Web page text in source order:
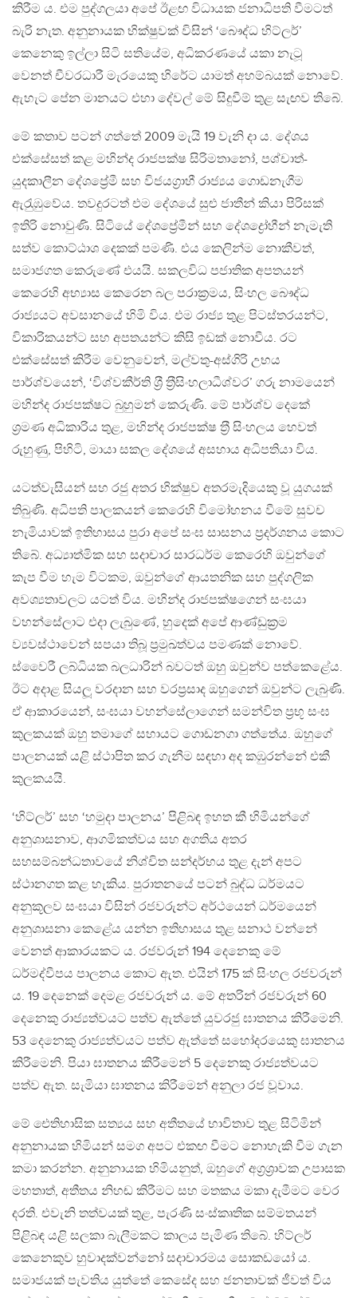
කිරීම ය. එම පුද්ගලයා අපේ ඊළඟ විධායක ජනාධිපති වීමටත්
බැරි නැත. අනුනායක භික්ෂුවක් විසින් ‘බෞද්ධ හිට්ලර්’
කෙනෙකු ඉල්ලා සිටි සතියේම, අධිකරණයේ යකා නැටූ
වෙනත් චීවරධාරී මැරයෙකු හිරේට යාමත් අහම්බයක් නොවේ.
ඇහැට පේන මානයට එහා දේවල් මේ සිදුවීම් තුළ සැඟව තිබේ.
මේ කතාව පටන් ගත්තේ 2009 මැයි 19 වැනි දා ය. දේශය
එක්සේසත් කළ මහින්ද රාජපක්ෂ සිරිමතානෝ, පශ්චාත්-
යුදකාලීන දේශප්‍රේමී සහ විජයග‍්‍රාහී රාජ්‍යය ගොඩනැගීම
ඇරැුඹුවේය. තවදුරටත් එම දේශයේ සුළු ජාතීන් කියා පිරිසක්
ඉතිරි නොවුණි. සිටියේ දේශප්‍රේමීන් සහ දේශද්‍රෝහීන් නැමැති
සත්ව කොට්ඨාශ දෙකක් පමණි. එය කෙලින්ම නොකීවත්,
සමාජගත කෙරුණේ එයයි. සකලවිධ පජාතික අපතයන්
කෙරෙහි අභ්‍යාස කෙරෙන බල පරාක‍්‍රමය, සිංහල බෞද්ධ
රාජ්‍යයට අවසානයේ හිමි විය. එම රාජ්‍ය තුළ පිටස්තරයන්ට,
විකාරිකයන්ට සහ අපතයන්ට කිසි ඉඩක් නොවීය. රට
එක්සේසත් කිරීම වෙනුවෙන්, මල්වතු-අස්ගිරි උභය
පාර්ශ්වයෙන්, ‘විශ්වකීර්ති ශ‍්‍රී ත‍්‍රීසිංහලාධීශ්වර’ ගරු නාමයෙන්
මහින්ද රාජපක්ෂට බුහුමන් කෙරුණි. මේ පාර්ශ්ව දෙකේ
ශ‍්‍රමණ අධිකාරිය තුළ, මහින්ද රාජපක්ෂ ත‍්‍රී සිංහලය හෙවත්
රුහුණු, පිහිටි, මායා සකල දේශයේ අසහාය අධිපතියා විය.
යටත්වැසියන් සහ රජු අතර භික්ෂුව අතරමැදියෙකු වූ යුගයක්
තිබුණි. අධිපති පාලකයන් කෙරෙහි විමෝහනය වීමේ සුවච
නැමියාවක් ඉතිහාසය පුරා අපේ සංඝ සාසනය ප‍්‍රදර්ශනය කොට
තිබේ. අධ්‍යාත්මික සහ සදාචාර සාරධර්ම කෙරෙහි ඔවුන්ගේ
කැප වීම හැම විටකම, ඔවුන්ගේ ආයතනික සහ පුද්ගලික
අවශ්‍යතාවලට යටත් විය. මහින්ද රාජපක්ෂගෙන් සංඝයා
වහන්සේලාට එදා ලැබුණේ, හුදෙක් අපේ ආණ්ඩුක‍්‍රම
ව්‍යවස්ථාවෙන් සපයා තිබූ ප‍්‍රමුඛත්වය පමණක් නොවේ.
ස්වෛරී ලබ්ධියක බලධාරින් බවටත් ඔහු ඔවුන්ව පත්කෙළේය.
ඊට අදාළ සියලූ වරදාන සහ වරප‍්‍රසාද ඔහුගෙන් ඔවුන්ට ලැබුණි.
ඒ ආකාරයෙන්, සංඝයා වහන්සේලාගෙන් සමන්විත ප‍්‍රභූ සංඝ
කුලකයක් ඔහු තමාගේ සහායට ගොඩනගා ගත්තේය. ඔහුගේ
පාලනයක් යළි ස්ථාපිත කර ගැනීම සඳහා අද කඹුරන්නේ එකී
කුලකයයි.
‘හිට්ලර්’ සහ ‘හමුදා පාලනය’ පිළිබඳ ඉහත කී හිමියන්ගේ
අනුශාසනාව, ආගමිකත්වය සහ අගතිය අතර
සහසම්බන්ධතාවයේ නිශ්චිත සන්දර්භය තුළ දැන් අපට
ස්ථානගත කළ හැකිය. පුරාතනයේ පටන් බුද්ධ ධර්මයට
අනුකූලව සංඝයා විසින් රජවරුන්ට අර්ථයෙන් ධර්මයෙන්
අනුශාසනා කෙළේය යන්න ඉතිහාසය තුළ සනාථ වන්නේ
වෙනත් ආකාරයකට ය. රජවරුන් 194 දෙනෙකු මේ
ධර්මද්වීපය පාලනය කොට ඇත. එයින් 175 ක් සිංහල රජවරුන්
ය. 19 දෙනෙක් දෙමළ රජවරුන් ය. මේ අතරින් රජවරුන් 60
දෙනෙකු රාජ්‍යත්වයට පත්ව ඇත්තේ යුවරජු ඝාතනය කිරීමෙනි.
53 දෙනෙකු රාජ්‍යත්වයට පත්ව ඇත්තේ සහෝදරයෙකු ඝාතනය
කිරීමෙනි. පියා ඝාතනය කිරීමෙන් 5 දෙනෙකු රාජ්‍යත්වයට
පත්ව ඇත. සැමියා ඝාතනය කිරීමෙන් අනුලා රජ වූවාය.
මේ ඓතිහාසික සත්‍යය සහ අතීතයේ භාවිතාව තුළ සිටිමින්
අනුනායක හිමියන් සමග අපට එකඟ වීමට නොහැකි වීම ගැන
කමා කරන්න. අනුනායක හිමියනුත්, ඔහුගේ අග‍්‍රශ‍්‍රාවක උපාසක
මහතාත්, අතීතය නිහඬ කිරීමට සහ මතකය මකා දැමීමට වෙර
දරති. එවැනි තත්වයක් තුළ, පැරණි සංස්කෘතික සම්මතයන්
පිළිබඳ යළි සලකා බැලීමකට කාලය පැමිණ තිබේ. හිට්ලර්
කෙනෙකුව හුවාදක්වන්නෝ සදාචාරමය සොකඩයෝ ය.
සමාජයක් පැවතිය යුත්තේ කෙසේද සහ ජනතාවක් ජීවත් විය